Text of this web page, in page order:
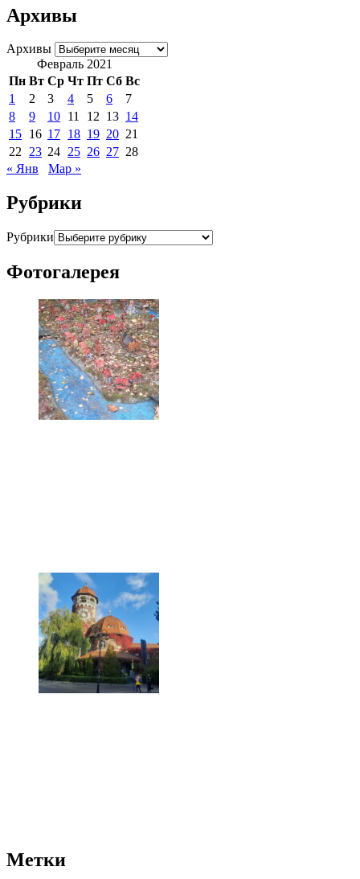
Архивы
Архивы
Февраль 2021
Пн Вт Ср Чт Пт Сб Вс
1
2 3 4 5 6
7
8
9 10 11 12 13 14
15 16 17 18 19 20 21
22 23 24 25 26 27 28
« Янв
Мар »
Рубрики
Рубрики
Фотогалерея
Метки